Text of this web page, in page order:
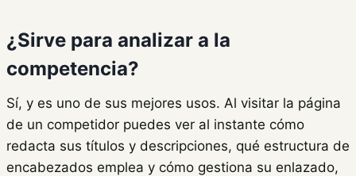
¿Sirve para analizar a la
competencia?
Sí, y es uno de sus mejores usos. Al visitar la página
de un competidor puedes ver al instante cómo
redacta sus títulos y descripciones, qué estructura de
encabezados emplea y cómo gestiona su enlazado,